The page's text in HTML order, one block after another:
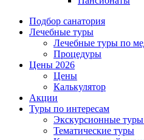
Подбор санатория
Лечебные туры
Лечебные туры по
Процедуры
Цены 2026
Цены
Калькулятор
Акции
Туры по интересам
Экскурсионные
Тематические туры